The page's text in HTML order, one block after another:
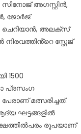
അഗസ്റ്റിൻ,
ജോർജ്
അലക്സ്
സ്റ്റേജ്
1500
പ്രസംഗ
മത്സരിച്ചത്.
ഘട്ടങ്ങളിൽ
രൂപയാണ്